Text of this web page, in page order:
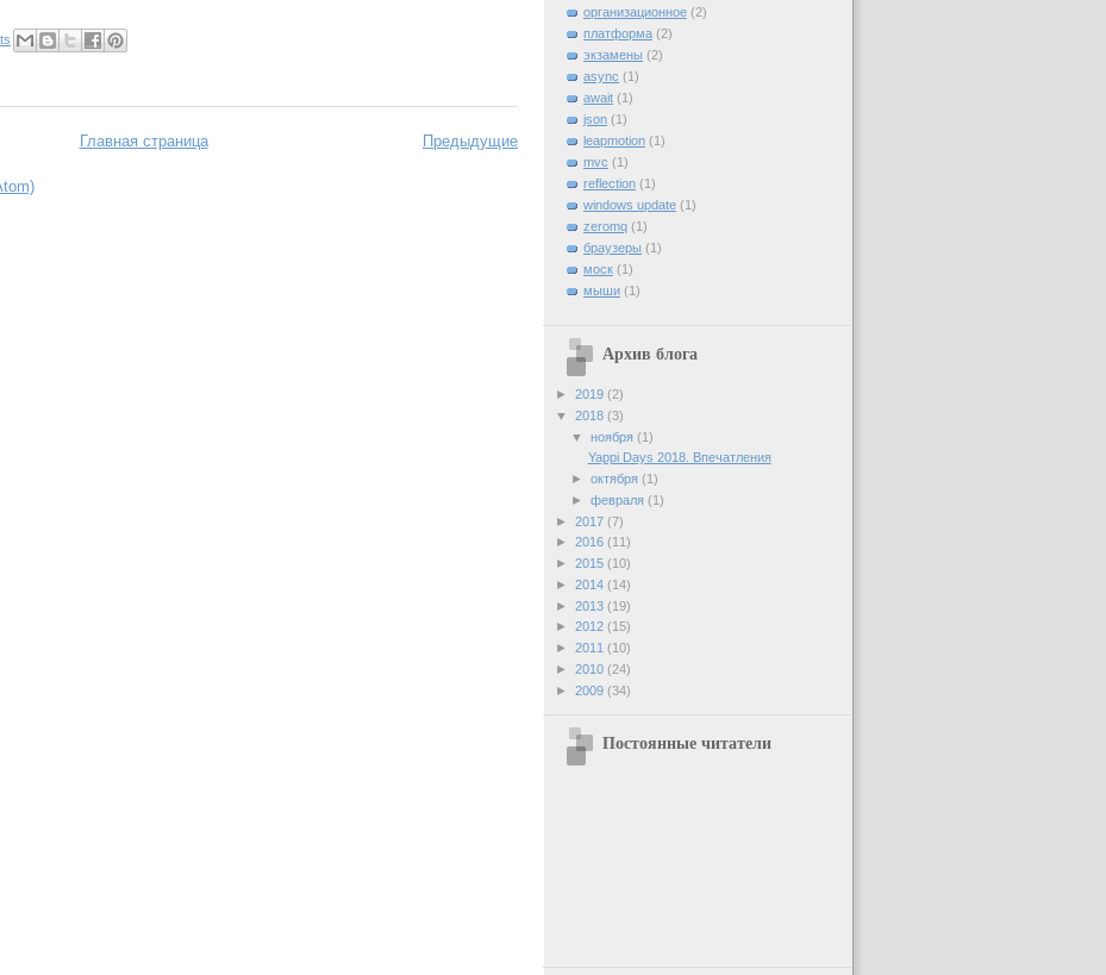
Предыдущие
Главная страница
организационное (2)
платформа (2)
экзамены (2)
async (1)
await (1)
json (1)
leapmotion (1)
mvc (1)
reflection (1)
windows update (1)
zeromq (1)
браузеры (1)
моск (1)
мыши (1)
Архив блога
► 2019 (2)
▼ 2018 (3)
▼ноября(1)
Yappi Days 2018. Впечатления
►октября(1)
►февраля(1)
► 2017 (7)
► 2016 (11)
► 2015 (10)
► 2014 (14)
► 2013 (19)
► 2012 (15)
► 2011 (10)
► 2010 (24)
► 2009 (34)
Постоянные читатели